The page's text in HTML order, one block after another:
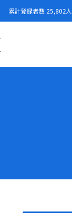
累計登録者数 25,802人